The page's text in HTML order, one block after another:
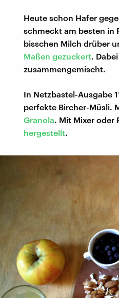
Heute schon Hafer
schmeckt am besten in
bisschen Milch drüber
Maßen gezuckert.
zusammengemischt.
In Netzbastel-Ausgabe
perfekte Bircher-Müsli.
Granola. Mit Mixer oder
hergestellt.